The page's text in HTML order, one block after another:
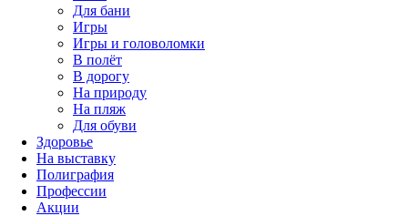
Для бани
Игры
Игры и головоломки
В полёт
В дорогу
На природу
На пляж
Для обуви
Здоровье
На выставку
Полиграфия
Профессии
Акции